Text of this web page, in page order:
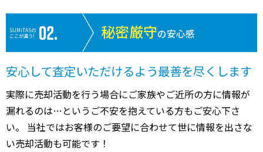
SUMiTASの
ここが違う!
秘密厳守の安心感
安心して査定いただけるよう最善を尽くします
実際に売却活動を行う場合にご家族やご近所の方に情報が
漏れるのは…というご不安を抱えている方もご安心下さ
い。 当社ではお客様のご要望に合わせて世に情報を出さな
い売却活動も可能です！